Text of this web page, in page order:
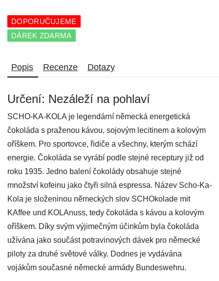
DOPORUČUJEME
DÁREK ZDARMA
Popis Recenze Dotazy
Určení: Nezáleží na pohlaví
SCHO-KA-KOLA je legendární německá energetická
čokoláda s praženou kávou, sojovým lecitinem a kolovým
oříškem. Pro sportovce, řidiče a všechny, kterým schází
energie. Čokoláda se vyrábí podle stejné receptury již od
roku 1935. Jedno balení čokolády obsahuje stejné
množství kofeinu jako čtyři silná espressa. Název Scho-Ka-
Kola je složeninou německých slov SCHOkolade mit
KAffee und KOLAnuss, tedy čokoláda s kávou a kolovým
oříškem. Díky svým výjimečným účinkům byla čokoláda
užívána jako součást potravinových dávek pro německé
piloty za druhé světové války. Dodnes je vydávána
vojákům současné německé armády Bundeswehru.